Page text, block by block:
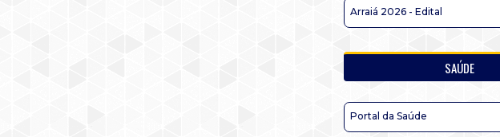
Arraiá 2026 - Edital
SAÚDE
Portal da Saúde